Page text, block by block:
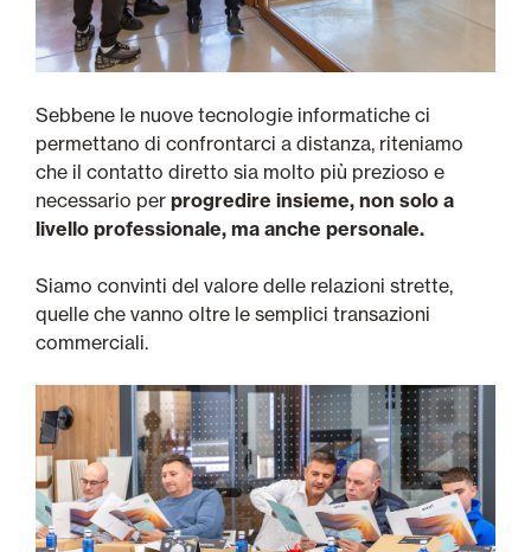
Sebbene le nuove tecnologie informatiche ci
permettano di confrontarci a distanza, riteniamo
che il contatto diretto sia molto più prezioso e
necessario per progredire insieme, non solo a
livello professionale, ma anche personale.
Siamo convinti del valore delle relazioni strette,
quelle che vanno oltre le semplici transazioni
commerciali.